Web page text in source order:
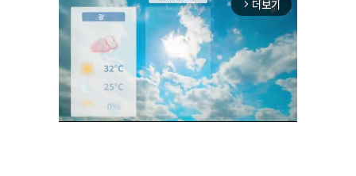
arrow_forward_ios 더보기